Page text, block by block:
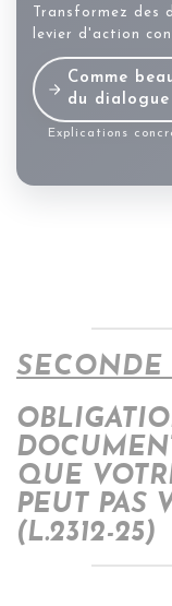
Transformez des
levier d'action
Comme
du dialogue
Explications
SECONDE
QUE
PEUT PAS
(L.2312-25)